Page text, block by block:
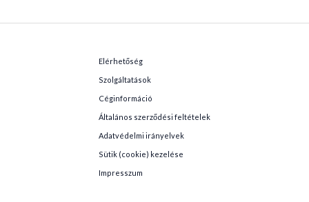
Elérhetőség
Szolgáltatások
Céginformáció
Általános szerződési feltételek
Adatvédelmi irányelvek
Sütik (cookie) kezelése
Impresszum